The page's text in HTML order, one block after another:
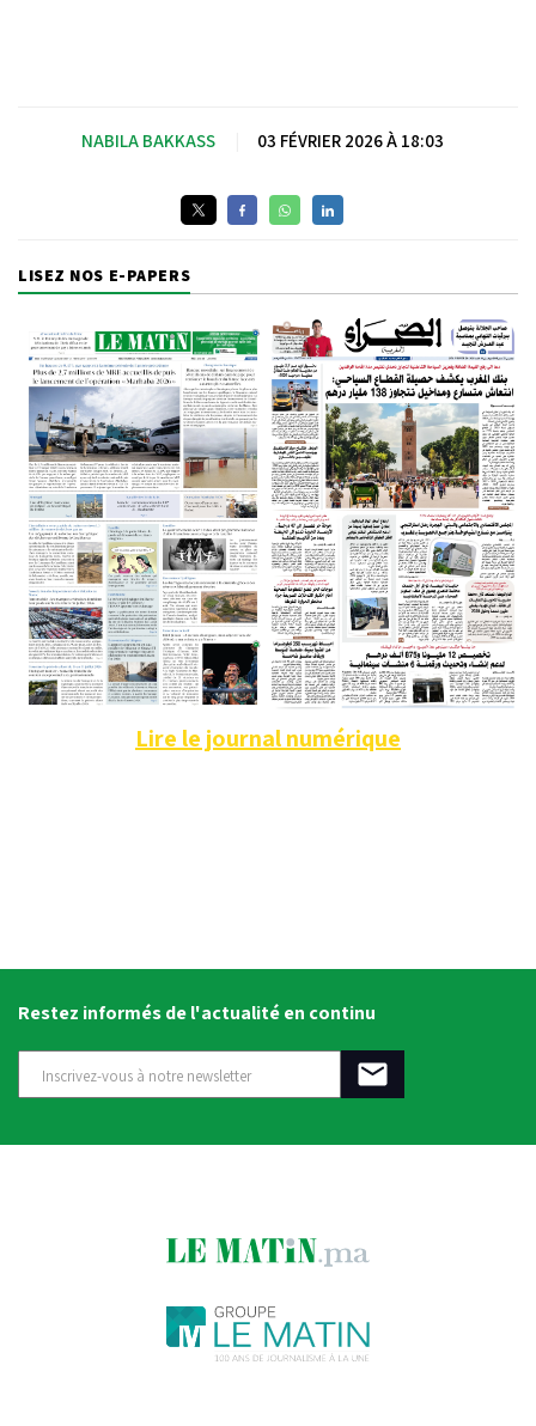
NABILA BAKKASS 03 FÉVRIER 2026 À 18:03
LISEZ NOS E-PAPERS
Lire le journal numérique
Restez informés de l'actualité en continu